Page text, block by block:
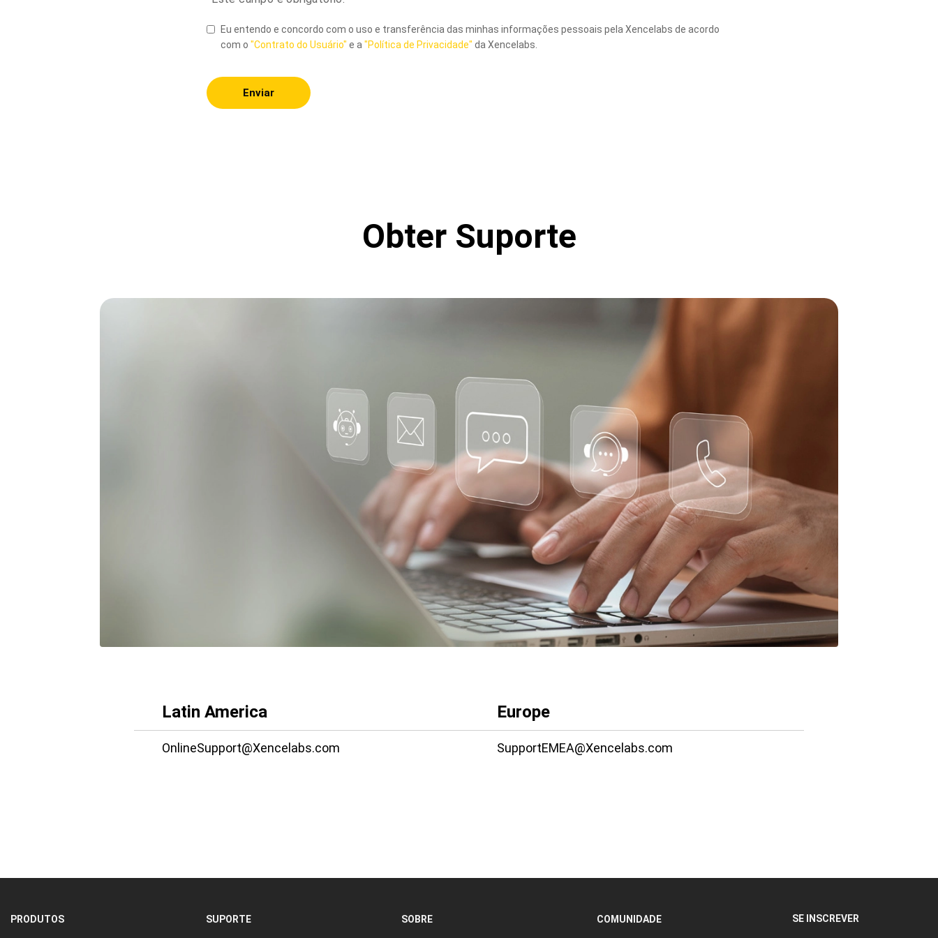
Eu entendo e concordo com o uso e transferência das minhas informações pessoais pela Xencelabs de acordo
com o "Contrato do Usuário" e a "Política de Privacidade" da Xencelabs.
Enviar
Obter Suporte
Latin America
OnlineSupport@Xencelabs.com
Europe
SupportEMEA@Xencelabs.com
PRODUTOS SUPORTE SOBRE COMUNIDADE SE INSCREVER